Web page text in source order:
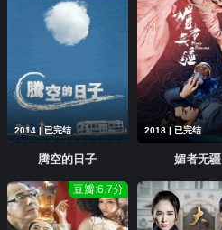
2014 | 已完结
腾空的日子
2018 | 已完结
媚者无疆
豆瓣:6.7分